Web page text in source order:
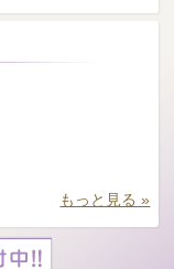
もっと見る »